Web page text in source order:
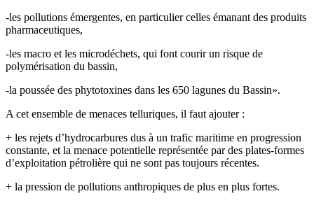
-les pollutions émergentes, en particulier celles émanant des produits
pharmaceutiques,
-les macro et les microdéchets, qui font courir un risque de
polymérisation du bassin,
-la poussée des phytotoxines dans les 650 lagunes du Bassin».
A cet ensemble de menaces telluriques, il faut ajouter :
+ les rejets d’hydrocarbures dus à un trafic maritime en progression
constante, et la menace potentielle représentée par des plates-formes
d’exploitation pétrolière qui ne sont pas toujours récentes.
+ la pression de pollutions anthropiques de plus en plus fortes.